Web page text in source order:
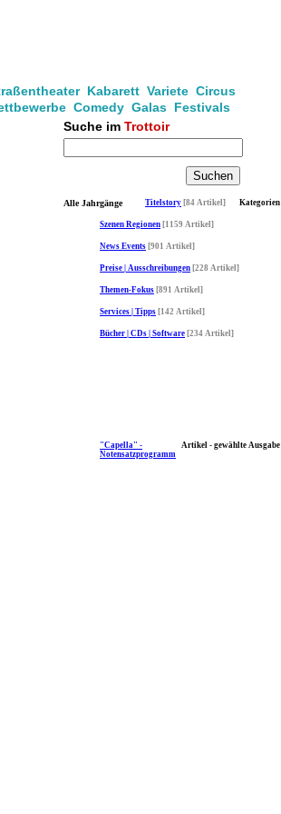
Kabarett Variete Circus
Comedy Galas Festivals
Suche im Trottoir
Kategorien
Alle Jahrgänge Titelstory [84 Artikel]
Szenen Regionen [1159 Artikel]
News Events [901 Artikel]
Preise | Ausschreibungen [228 Artikel]
Themen-Fokus [891 Artikel]
Services | Tipps [142 Artikel]
Bücher | CDs | Software [234 Artikel]
Artikel - gewählte Ausgabe
"Capella" -
Notensatzprogramm